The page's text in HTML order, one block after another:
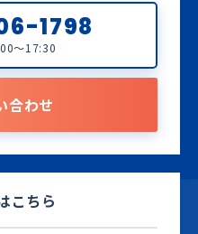
1798
～17:30
合わせ
こちら